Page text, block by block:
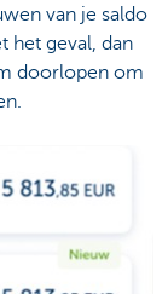
van je saldo
het geval, dan
doorlopen om